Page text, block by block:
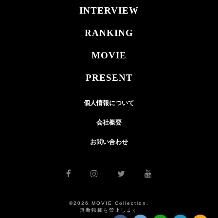
INTERVIEW
RANKING
MOVIE
PRESENT
個人情報について
会社概要
お問い合わせ
©2026 MOVIE Collection.
無断転載を禁止します